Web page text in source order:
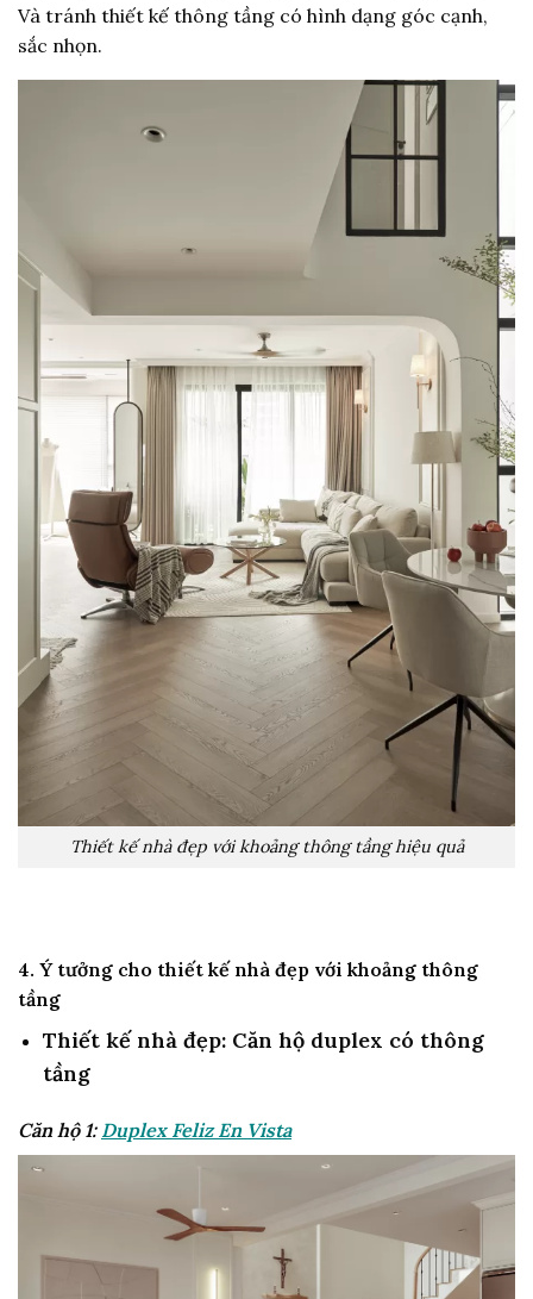
Và tránh thiết kế thông tầng có hình dạng góc cạnh,
sắc nhọn.
Thiết kế nhà đẹp với khoảng thông tầng hiệu quả
4. Ý tưởng cho thiết kế nhà đẹp với khoảng thông
tầng
Thiết kế nhà đẹp: Căn hộ duplex có thông
tầng
Căn hộ 1: Duplex Feliz En Vista